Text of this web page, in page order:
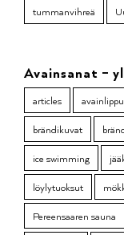
tummanvihreä
Avainsanat –
articles avainlippu
brändikuvat
ice swimming
löylytuoksut
Pereensaaren sauna